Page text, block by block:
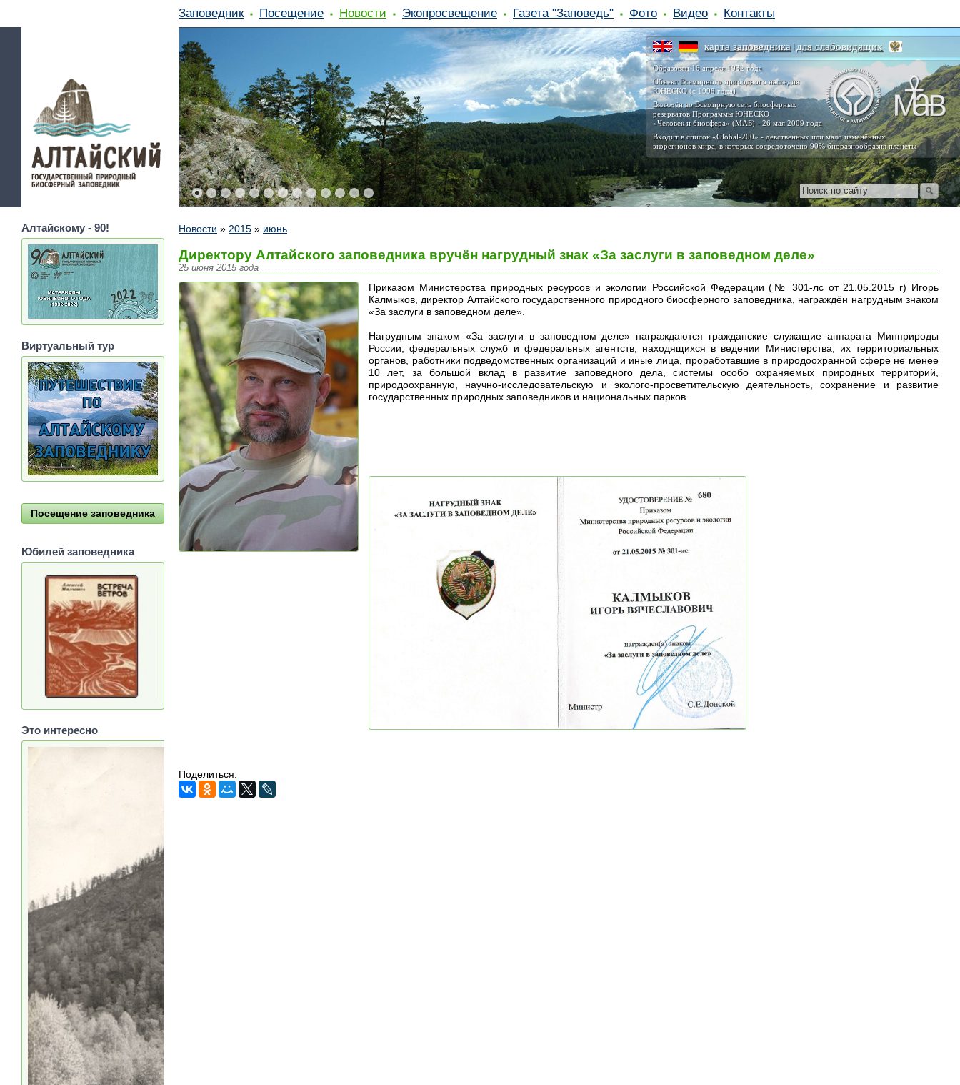
карта заповедника | для слабовидящих
Образован 16 апреля 1932 года
Объект Всемирного природного наследия
ЮНЕСКО (с 1998 года)
Включён во Всемирную сеть биосферных
резерватов Программы ЮНЕСКО
«Человек и биосфера» (МАБ) - 26 мая 2009 года
Входит в список «Global-200» - девственных или мало изменённых
экорегионов мира, в которых сосредоточено 90% биоразнообразия планеты
Заповедник Посещение Новости Экопросвещение Газета "Заповедь" Фото Видео Контакты
Новости » 2015 » июнь
Директору Алтайского заповедника вручён нагрудный знак «За заслуги в заповедном деле»
25 июня 2015 года
Приказом Министерства природных ресурсов и экологии Российской Федерации (№ 301-лс от 21.05.2015 г) Игорь
Калмыков, директор Алтайского государственного природного биосферного заповедника, награждён нагрудным знаком
«За заслуги в заповедном деле».
Нагрудным знаком «За заслуги в заповедном деле» награждаются гражданские служащие аппарата Минприроды
России, федеральных служб и федеральных агентств, находящихся в ведении Министерства, их территориальных
органов, работники подведомственных организаций и иные лица, проработавшие в природоохранной сфере не менее
10 лет, за большой вклад в развитие заповедного дела, системы особо охраняемых природных территорий,
природоохранную, научно-исследовательскую и эколого-просветительскую деятельность, сохранение и развитие
государственных природных заповедников и национальных парков.
Поделиться:
Алтайскому - 90!
Виртуальный тур
Посещение заповедника
Юбилей заповедника
Это интересно